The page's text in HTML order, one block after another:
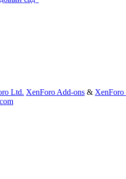
Ltd. XenForo Add-ons & XenForo